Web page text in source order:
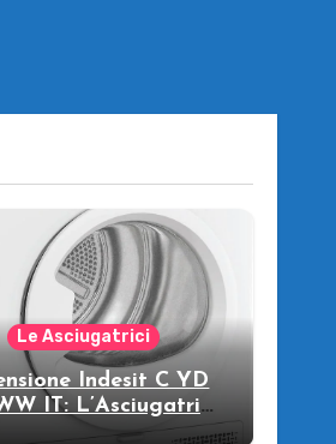
Le Asciugatrici
Indesit C YD
IT: L’Asciugatrice
di Calore per il